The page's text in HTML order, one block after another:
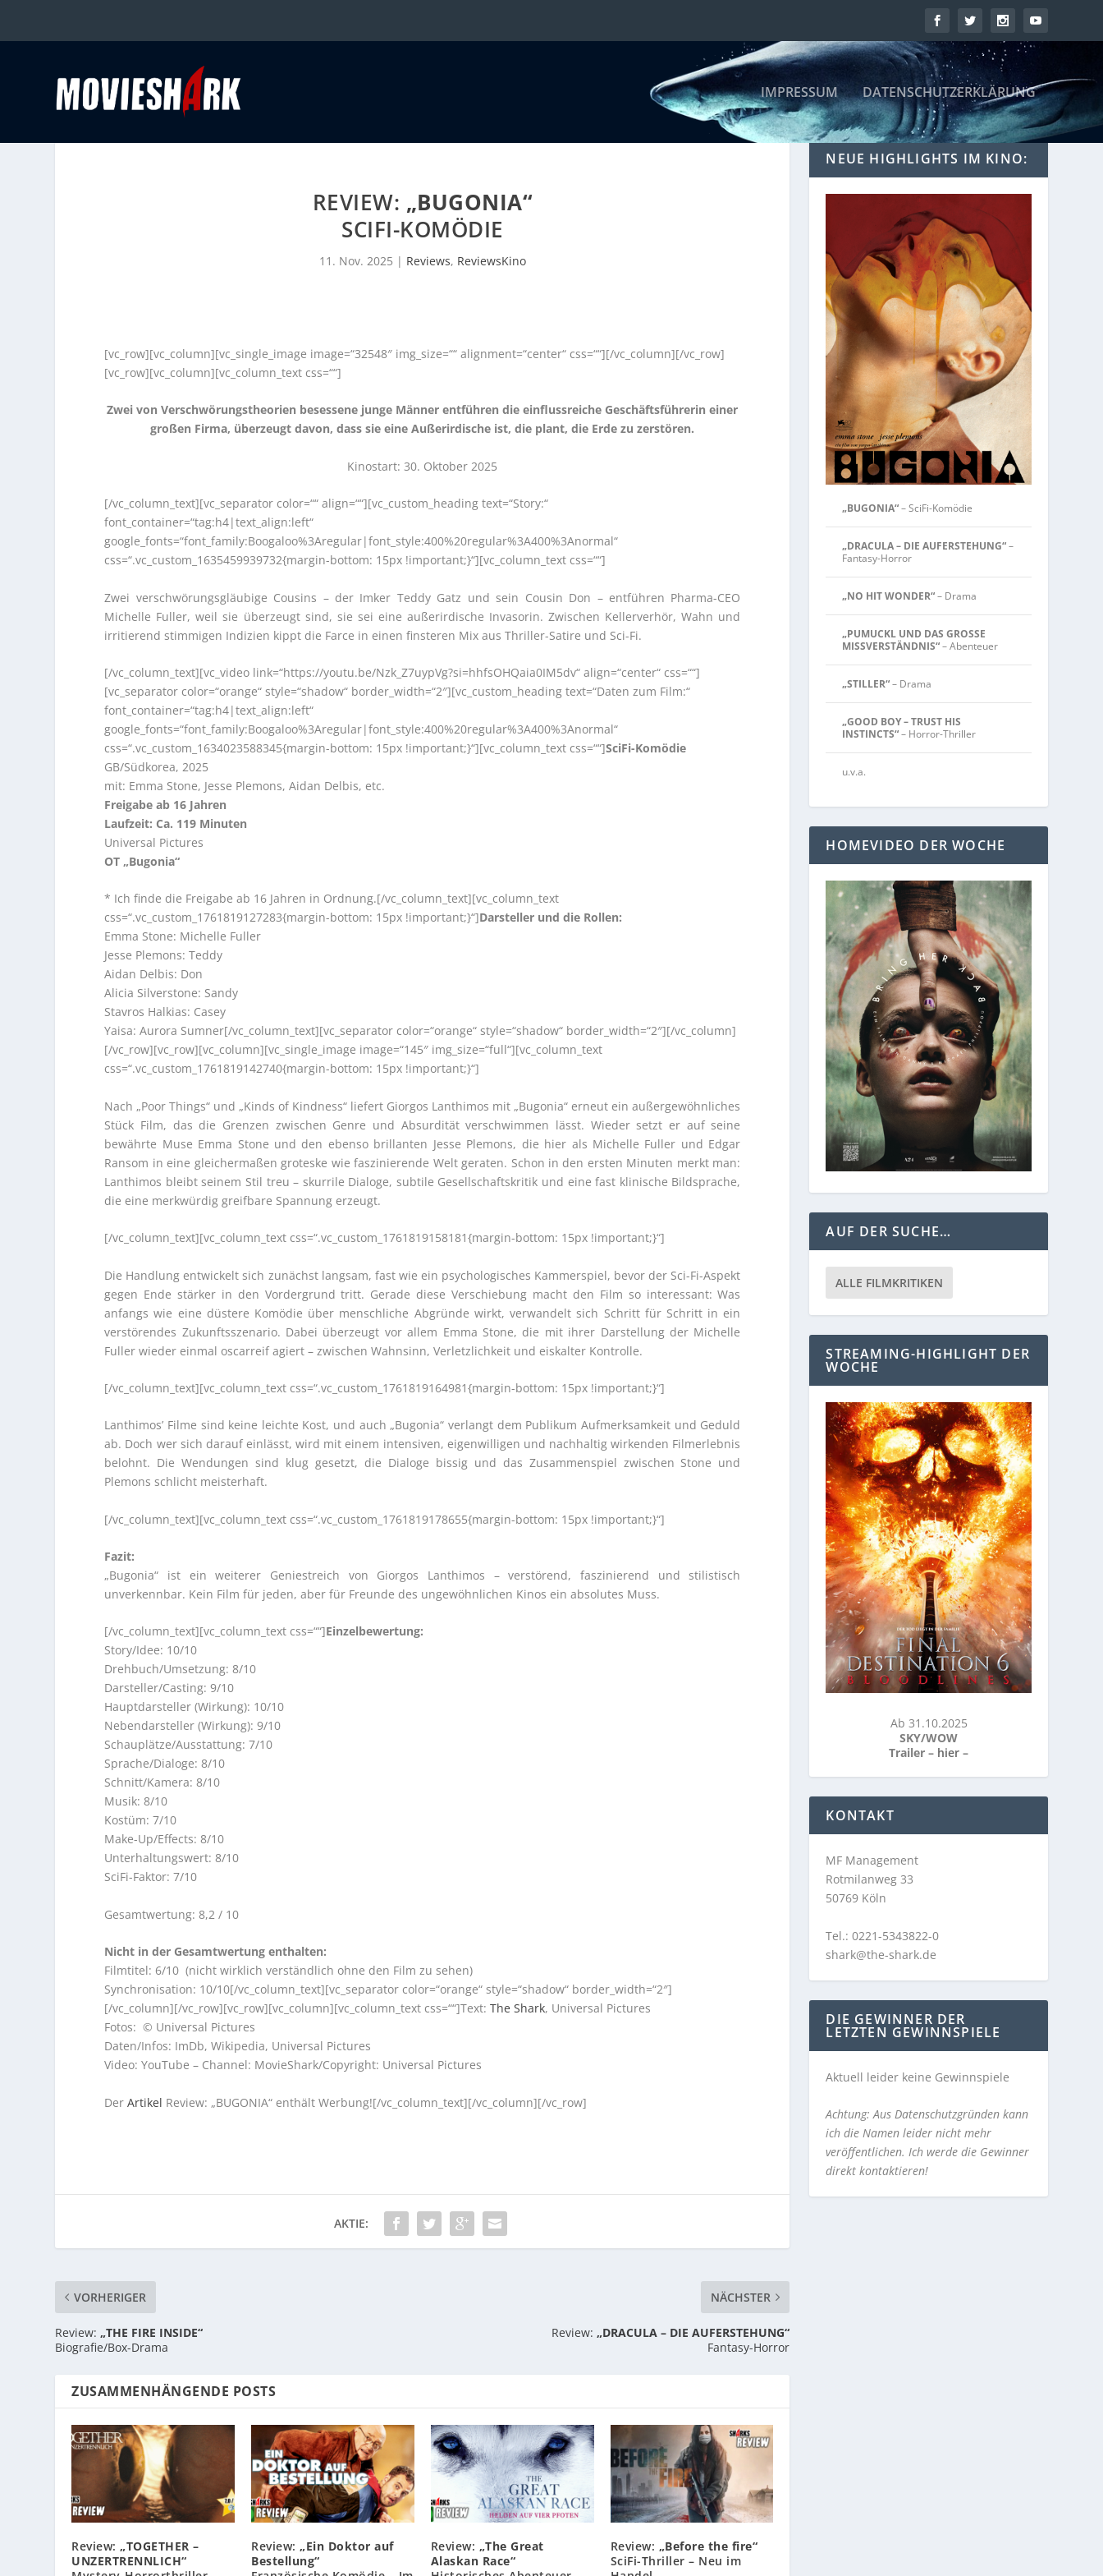
IMPRESSUM DATENSCHUTZERKLÄRUNG
REVIEW: „BUGONIA“
SCIFI-KOMÖDIE
11. Nov. 2025 | Reviews, ReviewsKino
[vc_row][vc_column][vc_single_image image=“32548″ img_size=““ alignment=“center“ css=““][/vc_column][/vc_row]
[vc_row][vc_column][vc_column_text css=““]
Zwei von Verschwörungstheorien besessene junge Männer entführen die einflussreiche Geschäftsführerin einer
großen Firma, überzeugt davon, dass sie eine Außerirdische ist, die plant, die Erde zu zerstören.
Kinostart: 30. Oktober 2025
[/vc_column_text][vc_separator color=““ align=““][vc_custom_heading text=“Story:“
font_container=“tag:h4|text_align:left“
google_fonts=“font_family:Boogaloo%3Aregular|font_style:400%20regular%3A400%3Anormal“
css=“.vc_custom_1635459939732{margin-bottom: 15px !important;}“][vc_column_text css=““]
Zwei verschwörungsgläubige Cousins – der Imker Teddy Gatz und sein Cousin Don – entführen Pharma-CEO
Michelle Fuller, weil sie überzeugt sind, sie sei eine außerirdische Invasorin. Zwischen Kellerverhör, Wahn und
irritierend stimmigen Indizien kippt die Farce in einen finsteren Mix aus Thriller-Satire und Sci-Fi.
[/vc_column_text][vc_video link=“https://youtu.be/Nzk_Z7uypVg?si=hhfsOHQaia0IM5dv“ align=“center“ css=““]
[vc_separator color=“orange“ style=“shadow“ border_width=“2″][vc_custom_heading text=“Daten zum Film:“
font_container=“tag:h4|text_align:left“
google_fonts=“font_family:Boogaloo%3Aregular|font_style:400%20regular%3A400%3Anormal“
css=“.vc_custom_1634023588345{margin-bottom: 15px !important;}“][vc_column_text css=““]SciFi-Komödie
GB/Südkorea, 2025
mit: Emma Stone, Jesse Plemons, Aidan Delbis, etc.
Freigabe ab 16 Jahren
Laufzeit: Ca. 119 Minuten
Universal Pictures
OT „Bugonia“
* Ich finde die Freigabe ab 16 Jahren in Ordnung.[/vc_column_text][vc_column_text
css=“.vc_custom_1761819127283{margin-bottom: 15px !important;}“]Darsteller und die Rollen:
Emma Stone: Michelle Fuller
Jesse Plemons: Teddy
Aidan Delbis: Don
Alicia Silverstone: Sandy
Stavros Halkias: Casey
Yaisa: Aurora Sumner[/vc_column_text][vc_separator color=“orange“ style=“shadow“ border_width=“2″][/vc_column]
[/vc_row][vc_row][vc_column][vc_single_image image=“145″ img_size=“full“][vc_column_text
css=“.vc_custom_1761819142740{margin-bottom: 15px !important;}“]
Nach „Poor Things“ und „Kinds of Kindness“ liefert Giorgos Lanthimos mit „Bugonia“ erneut ein außergewöhnliches
Stück Film, das die Grenzen zwischen Genre und Absurdität verschwimmen lässt. Wieder setzt er auf seine
bewährte Muse Emma Stone und den ebenso brillanten Jesse Plemons, die hier als Michelle Fuller und Edgar
Ransom in eine gleichermaßen groteske wie faszinierende Welt geraten. Schon in den ersten Minuten merkt man:
Lanthimos bleibt seinem Stil treu – skurrile Dialoge, subtile Gesellschaftskritik und eine fast klinische Bildsprache,
die eine merkwürdig greifbare Spannung erzeugt.
[/vc_column_text][vc_column_text css=“.vc_custom_1761819158181{margin-bottom: 15px !important;}“]
Die Handlung entwickelt sich zunächst langsam, fast wie ein psychologisches Kammerspiel, bevor der Sci-Fi-Aspekt
gegen Ende stärker in den Vordergrund tritt. Gerade diese Verschiebung macht den Film so interessant: Was
anfangs wie eine düstere Komödie über menschliche Abgründe wirkt, verwandelt sich Schritt für Schritt in ein
verstörendes Zukunftsszenario. Dabei überzeugt vor allem Emma Stone, die mit ihrer Darstellung der Michelle
Fuller wieder einmal oscarreif agiert – zwischen Wahnsinn, Verletzlichkeit und eiskalter Kontrolle.
[/vc_column_text][vc_column_text css=“.vc_custom_1761819164981{margin-bottom: 15px !important;}“]
Lanthimos’ Filme sind keine leichte Kost, und auch „Bugonia“ verlangt dem Publikum Aufmerksamkeit und Geduld
ab. Doch wer sich darauf einlässt, wird mit einem intensiven, eigenwilligen und nachhaltig wirkenden Filmerlebnis
belohnt. Die Wendungen sind klug gesetzt, die Dialoge bissig und das Zusammenspiel zwischen Stone und
Plemons schlicht meisterhaft.
[/vc_column_text][vc_column_text css=“.vc_custom_1761819178655{margin-bottom: 15px !important;}“]
Fazit:
„Bugonia“ ist ein weiterer Geniestreich von Giorgos Lanthimos – verstörend, faszinierend und stilistisch
unverkennbar. Kein Film für jeden, aber für Freunde des ungewöhnlichen Kinos ein absolutes Muss.
[/vc_column_text][vc_column_text css=““]Einzelbewertung:
Story/Idee: 10/10
Drehbuch/Umsetzung: 8/10
Darsteller/Casting: 9/10
Hauptdarsteller (Wirkung): 10/10
Nebendarsteller (Wirkung): 9/10
Schauplätze/Ausstattung: 7/10
Sprache/Dialoge: 8/10
Schnitt/Kamera: 8/10
Musik: 8/10
Kostüm: 7/10
Make-Up/Effects: 8/10
Unterhaltungswert: 8/10
SciFi-Faktor: 7/10
Gesamtwertung: 8,2 / 10
Nicht in der Gesamtwertung enthalten:
Filmtitel: 6/10 (nicht wirklich verständlich ohne den Film zu sehen)
Synchronisation: 10/10[/vc_column_text][vc_separator color=“orange“ style=“shadow“ border_width=“2″]
[/vc_column][/vc_row][vc_row][vc_column][vc_column_text css=““]Text:The Shark, Universal Pictures
Fotos: © Universal Pictures
Daten/Infos: ImDb, Wikipedia, Universal Pictures
Video: YouTube – Channel: MovieShark/Copyright: Universal Pictures
DerArtikel Review: „BUGONIA“ enthält Werbung![/vc_column_text][/vc_column][/vc_row]
AKTIE:
VORHERIGER
Review: „THE FIRE INSIDE“
Biografie/Box-Drama
NÄCHSTER
Review: „DRACULA – DIE AUFERSTEHUNG“
Fantasy-Horror
ZUSAMMENHÄNGENDE POSTS
Review:„TOGETHER –
UNZERTRENNLICH“
Review: „Ein Doktor auf
Bestellung“
Review: „The Great
Alaskan Race“
Review: „Before the fire“
SciFi-Thriller – Neu im
NEUE HIGHLIGHTS IM KINO:
„BUGONIA“– SciFi-Komödie
„DRACULA – DIE AUFERSTEHUNG“–
Fantasy-Horror
„NO HIT WONDER“– Drama
„PUMUCKL UND DAS GROSSE
MISSVERSTÄNDNIS“– Abenteuer
„STILLER“– Drama
„GOOD BOY – TRUST HIS
INSTINCTS“– Horror-Thriller
u.v.a.
HOMEVIDEO DER WOCHE
AUF DER SUCHE…
ALLE FILMKRITIKEN
STREAMING-HIGHLIGHT DER
WOCHE
Ab 31.10.2025
SKY/WOW
Trailer – hier–
KONTAKT
MF Management
Rotmilanweg 33
50769 Köln
Tel.: 0221-5343822-0
shark@the-shark.de
DIE GEWINNER DER
LETZTEN GEWINNSPIELE
Aktuell leider keine Gewinnspiele
Achtung: Aus Datenschutzgründen kann
ich die Namen leider nicht mehr
veröffentlichen. Ich werde die Gewinner
direkt kontaktieren!